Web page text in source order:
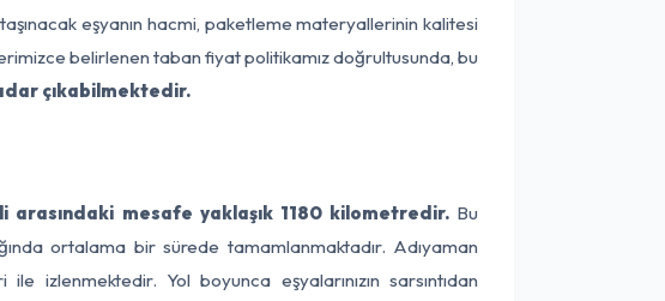
eşyanın hacmi, paketleme materyallerinin kalitesi
belirlenen taban fiyat politikamız doğrultusunda, bu
çıkabilmektedir.
arasındaki mesafe yaklaşık 1180 kilometredir.Bu
ortalama bir sürede tamamlanmaktadır. Adıyaman
izlenmektedir. Yol boyunca eşyalarınızın sarsıntıdan